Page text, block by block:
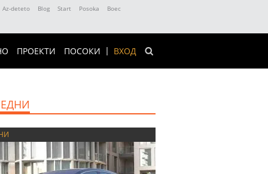
Az-deteto Blog Start Posoka
Boec
ВХОД
ПРОЕКТИ ПОСОКИ